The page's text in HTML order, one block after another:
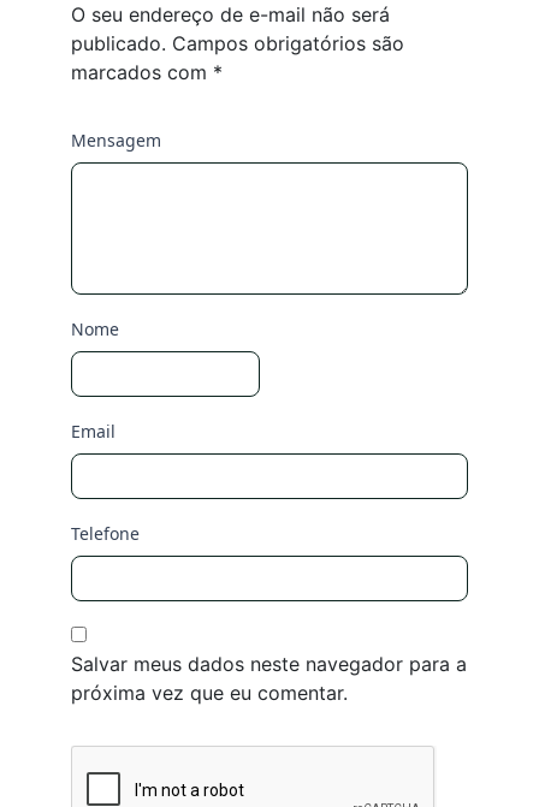
O seu endereço de e-mail não será
publicado. Campos obrigatórios são
marcados com *
Mensagem
Nome
Email
Telefone
Salvar meus dados neste navegador para a
próxima vez que eu comentar.